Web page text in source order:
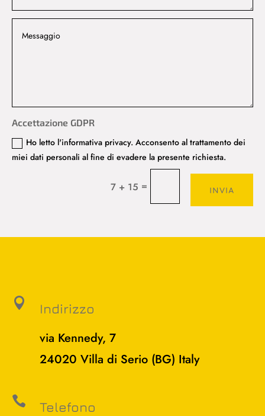
Accettazione GDPR
Ho letto l'informativa privacy. Acconsento al trattamento dei
miei dati personali al fine di evadere la presente richiesta.
7 + 15 = INVIA
 Indirizzo
via Kennedy, 7
24020 Villa di Serio (BG) Italy
 Telefono